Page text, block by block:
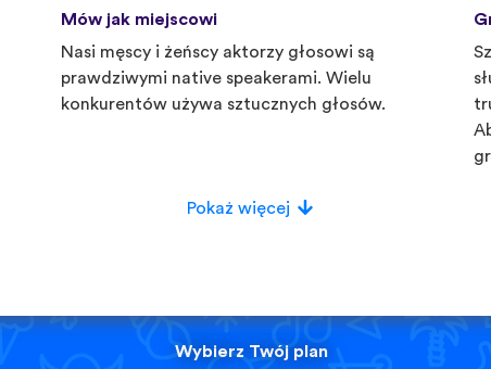
Mów jak miejscowi
Nasi męscy i żeńscy aktorzy głosowi są
prawdziwymi native speakerami. Wielu
konkurentów używa sztucznych głosów.
Pokaż więcej
Wybierz Twój plan